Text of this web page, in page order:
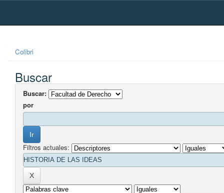
Skip
Colibri
Buscar
Buscar:
por
Filtros actuales: